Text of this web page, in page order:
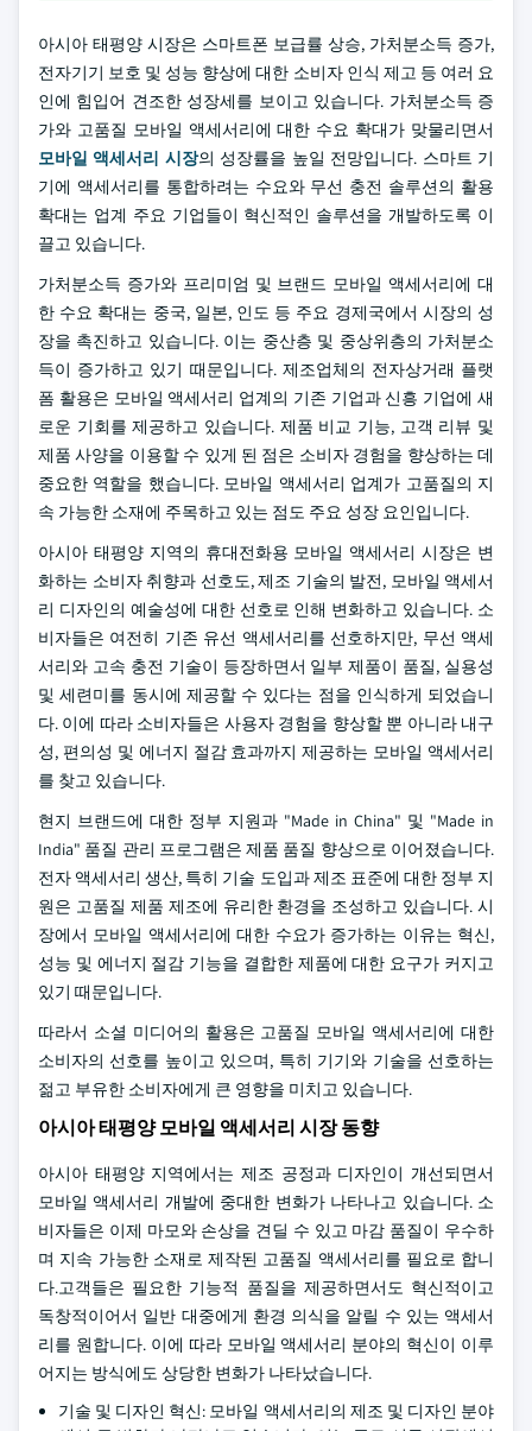
아시아 태평양 시장은 스마트폰 보급률 상승, 가처분소득 증가,
전자기기 보호 및 성능 향상에 대한 소비자 인식 제고 등 여러 요
인에 힘입어 견조한 성장세를 보이고 있습니다. 가처분소득 증
가와 고품질 모바일 액세서리에 대한 수요 확대가 맞물리면서
모바일 액세서리 시장의 성장률을 높일 전망입니다. 스마트 기
기에 액세서리를 통합하려는 수요와 무선 충전 솔루션의 활용
확대는 업계 주요 기업들이 혁신적인 솔루션을 개발하도록 이
끌고 있습니다.
가처분소득 증가와 프리미엄 및 브랜드 모바일 액세서리에 대
한 수요 확대는 중국, 일본, 인도 등 주요 경제국에서 시장의 성
장을 촉진하고 있습니다. 이는 중산층 및 중상위층의 가처분소
득이 증가하고 있기 때문입니다. 제조업체의 전자상거래 플랫
폼 활용은 모바일 액세서리 업계의 기존 기업과 신흥 기업에 새
로운 기회를 제공하고 있습니다. 제품 비교 기능, 고객 리뷰 및
제품 사양을 이용할 수 있게 된 점은 소비자 경험을 향상하는 데
중요한 역할을 했습니다. 모바일 액세서리 업계가 고품질의 지
속 가능한 소재에 주목하고 있는 점도 주요 성장 요인입니다.
아시아 태평양 지역의 휴대전화용 모바일 액세서리 시장은 변
화하는 소비자 취향과 선호도, 제조 기술의 발전, 모바일 액세서
리 디자인의 예술성에 대한 선호로 인해 변화하고 있습니다. 소
비자들은 여전히 기존 유선 액세서리를 선호하지만, 무선 액세
서리와 고속 충전 기술이 등장하면서 일부 제품이 품질, 실용성
및 세련미를 동시에 제공할 수 있다는 점을 인식하게 되었습니
다. 이에 따라 소비자들은 사용자 경험을 향상할 뿐 아니라 내구
성, 편의성 및 에너지 절감 효과까지 제공하는 모바일 액세서리
를 찾고 있습니다.
현지 브랜드에 대한 정부 지원과 "Made in China" 및 "Made in
India" 품질 관리 프로그램은 제품 품질 향상으로 이어졌습니다.
전자 액세서리 생산, 특히 기술 도입과 제조 표준에 대한 정부 지
원은 고품질 제품 제조에 유리한 환경을 조성하고 있습니다. 시
장에서 모바일 액세서리에 대한 수요가 증가하는 이유는 혁신,
성능 및 에너지 절감 기능을 결합한 제품에 대한 요구가 커지고
있기 때문입니다.
따라서 소셜 미디어의 활용은 고품질 모바일 액세서리에 대한
소비자의 선호를 높이고 있으며, 특히 기기와 기술을 선호하는
젊고 부유한 소비자에게 큰 영향을 미치고 있습니다.
아시아 태평양 모바일 액세서리 시장 동향
아시아 태평양 지역에서는 제조 공정과 디자인이 개선되면서
모바일 액세서리 개발에 중대한 변화가 나타나고 있습니다. 소
비자들은 이제 마모와 손상을 견딜 수 있고 마감 품질이 우수하
며 지속 가능한 소재로 제작된 고품질 액세서리를 필요로 합니
다.고객들은 필요한 기능적 품질을 제공하면서도 혁신적이고
독창적이어서 일반 대중에게 환경 의식을 알릴 수 있는 액세서
리를 원합니다. 이에 따라 모바일 액세서리 분야의 혁신이 이루
어지는 방식에도 상당한 변화가 나타났습니다.
기술 및 디자인 혁신: 모바일 액세서리의 제조 및 디자인 분야